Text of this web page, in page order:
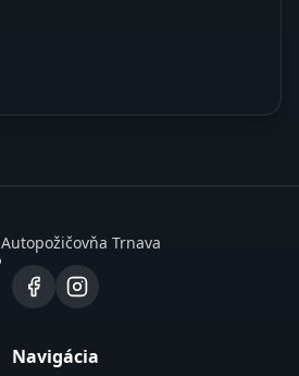
Autopožičovňa Trnava
Navigácia